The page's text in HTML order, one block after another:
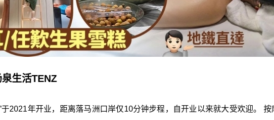
生活TENZ
2021年开业，距离落马洲口岸仅10分钟步程，自开业以来就大受欢迎。 按